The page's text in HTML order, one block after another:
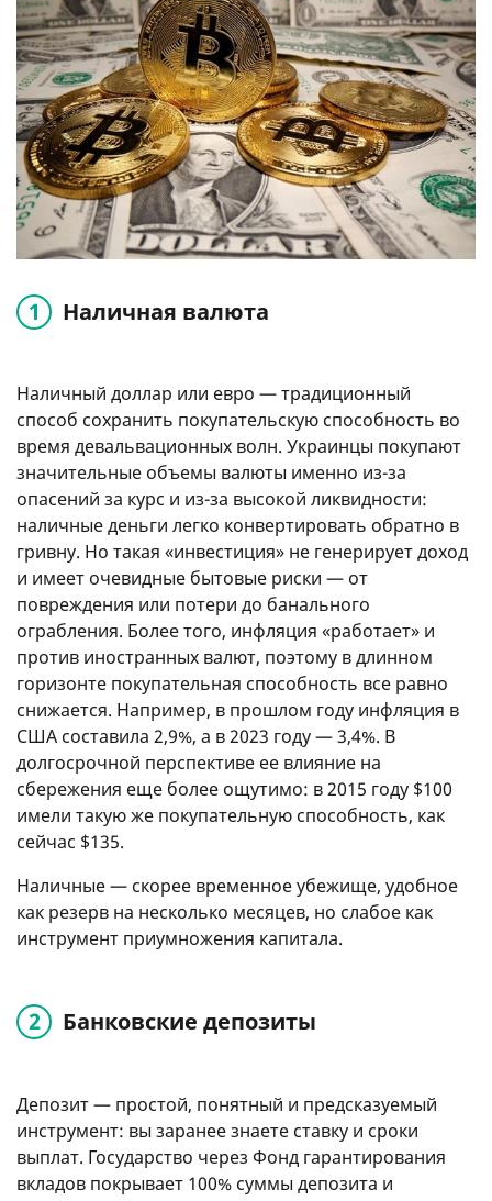
Наличная валюта
Наличный доллар или евро — традиционный
способ сохранить покупательскую способность во
время девальвационных волн. Украинцы покупают
значительные объемы валюты именно из-за
опасений за курс и из-за высокой ликвидности:
наличные деньги легко конвертировать обратно в
гривну. Но такая «инвестиция» не генерирует доход
и имеет очевидные бытовые риски — от
повреждения или потери до банального
ограбления. Более того, инфляция «работает» и
против иностранных валют, поэтому в длинном
горизонте покупательная способность все равно
снижается. Например, в прошлом году инфляция в
США составила 2,9%, а в 2023 году — 3,4%. В
долгосрочной перспективе ее влияние на
сбережения еще более ощутимо: в 2015 году $100
имели такую ​​же покупательную способность, как
сейчас $135.
Наличные — скорее временное убежище, удобное
как резерв на несколько месяцев, но слабое как
инструмент приумножения капитала.
Банковские депозиты
Депозит — простой, понятный и предсказуемый
инструмент: вы заранее знаете ставку и сроки
выплат. Государство через Фонд гарантирования
вкладов покрывает 100% суммы депозита и